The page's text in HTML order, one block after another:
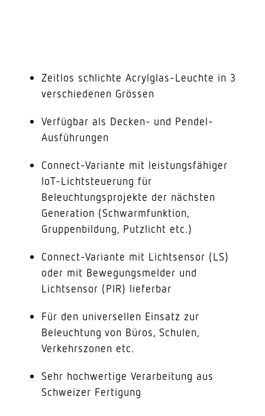
Zeitlos schlichte Acrylglas-Leuchte in 3
verschiedenen Grössen
Verfügbar als Decken- und Pendel-
Ausführungen
Connect-Variante mit leistungsfähiger
IoT-Lichtsteuerung für
Beleuchtungsprojekte der nächsten
Generation (Schwarmfunktion,
Gruppenbildung, Putzlicht etc.)
Connect-Variante mit Lichtsensor (LS)
oder mit Bewegungsmelder und
Lichtsensor (PIR) lieferbar
Für den universellen Einsatz zur
Beleuchtung von Büros, Schulen,
Verkehrszonen etc.
Sehr hochwertige Verarbeitung aus
Schweizer Fertigung